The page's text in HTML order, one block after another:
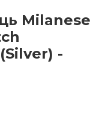
Milanese
-